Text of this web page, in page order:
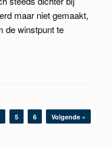
maar niet gemaakt,
de winstpunt te
5 6 Volgende »